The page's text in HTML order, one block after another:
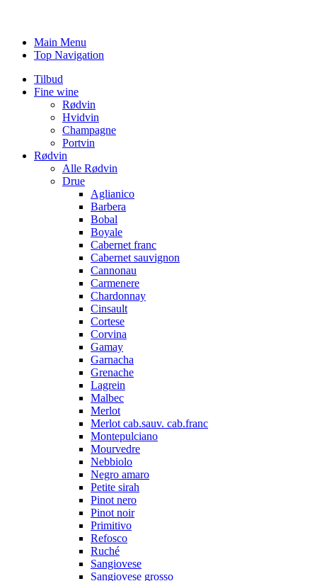
Main Menu
Top Navigation
Tilbud
Fine wine
Rødvin
Hvidvin
Champagne
Portvin
Rødvin
Alle Rødvin
Drue
Aglianico
Barbera
Bobal
Boyale
Cabernet franc
Cabernet sauvignon
Cannonau
Carmenere
Chardonnay
Cinsault
Cortese
Corvina
Gamay
Garnacha
Grenache
Lagrein
Malbec
Merlot
Merlot cab.sauv. cab.franc
Montepulciano
Mourvedre
Nebbiolo
Negro amaro
Petite sirah
Pinot nero
Pinot noir
Primitivo
Refosco
Ruché
Sangiovese
Sangiovese grosso